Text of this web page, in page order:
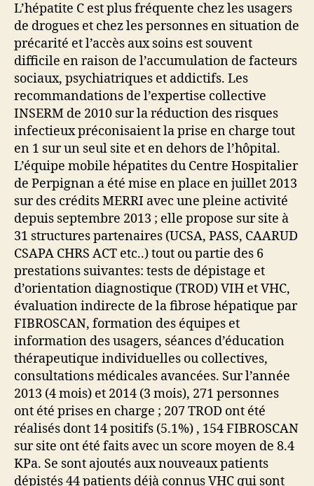
L’hépatite C est plus fréquente chez les usagers
de drogues et chez les personnes en situation de
précarité et l’accès aux soins est souvent
difficile en raison de l’accumulation de facteurs
sociaux, psychiatriques et addictifs. Les
recommandations de l’expertise collective
INSERM de 2010 sur la réduction des risques
infectieux préconisaient la prise en charge tout
en 1 sur un seul site et en dehors de l’hôpital.
L’équipe mobile hépatites du Centre Hospitalier
de Perpignan a été mise en place en juillet 2013
sur des crédits MERRI avec une pleine activité
depuis septembre 2013 ; elle propose sur site à
31 structures partenaires (UCSA, PASS, CAARUD
CSAPA CHRS ACT etc..) tout ou partie des 6
prestations suivantes: tests de dépistage et
d’orientation diagnostique (TROD) VIH et VHC,
évaluation indirecte de la fibrose hépatique par
FIBROSCAN, formation des équipes et
information des usagers, séances d’éducation
thérapeutique individuelles ou collectives,
consultations médicales avancées. Sur l’année
2013 (4 mois) et 2014 (3 mois), 271 personnes
ont été prises en charge ; 207 TROD ont été
réalisés dont 14 positifs (5.1%) , 154 FIBROSCAN
sur site ont été faits avec un score moyen de 8.4
KPa. Se sont ajoutés aux nouveaux patients
dépistés 44 patients déjà connus VHC qui sont